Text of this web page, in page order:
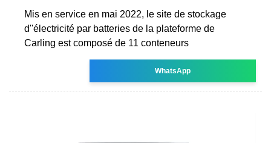
Mis en service en mai 2022, le site de stockage
d''électricité par batteries de la plateforme de
Carling est composé de 11 conteneurs
WhatsApp